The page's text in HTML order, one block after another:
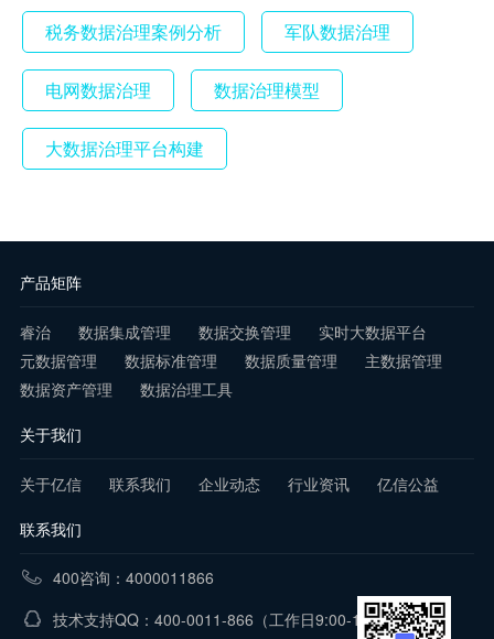
税务数据治理案例分析 军队数据治理
电网数据治理 数据治理模型
大数据治理平台构建
产品矩阵
睿治 数据集成管理 数据交换管理
实时大数据平台
元数据管理
数据标准管理 数据质量管理
主数据管理
数据资产管理
数据治理工具
关于我们
关于亿信 联系我们 企业动态 行业资讯 亿信公益
联系我们
400咨询：4000011866
技术支持QQ：400-0011-866 （工作日9:00-18:00）